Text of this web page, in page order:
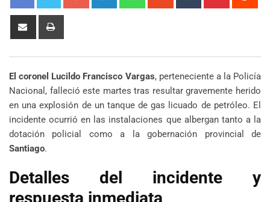
Share
El coronel Lucildo Francisco Vargas, perteneciente a la Policía
Nacional, falleció este martes tras resultar gravemente herido
en una explosión de un tanque de gas licuado de petróleo. El
incidente ocurrió en las instalaciones que albergan tanto a la
dotación policial como a la gobernación provincial de
Santiago.
Detalles del incidente y